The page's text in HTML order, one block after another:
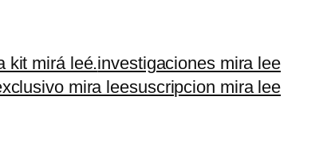
kit mirá leé.investigaciones mira lee
mira leesuscripcion mira lee